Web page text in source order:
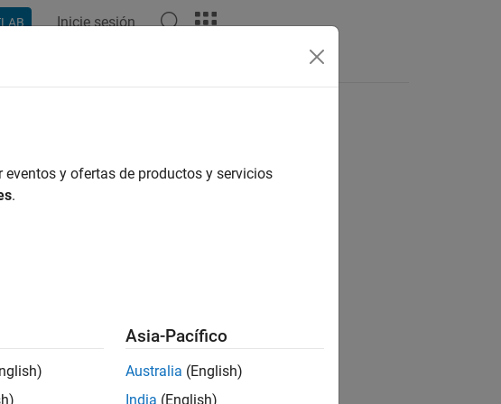
Inicie sesión
this information?
y ofertas de productos y servicios
.
Asia-Pacífico
Australia (English)
India (English)